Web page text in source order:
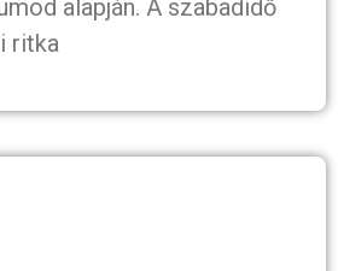
alapján. A szabadidő
ritka